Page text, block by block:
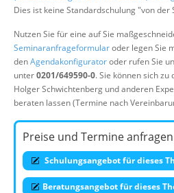
Dies ist keine Standardschulung "von der
Nutzen Sie für eine auf Sie
Seminaranfrageformularoder legen Sie
denAgendakonfiguratoroder rufen Sie
unter0201/649590-0. Sie können sich
Holger Schwichtenberg und anderen
beraten lassen (Termine nach
Preise und Termine anfragen
Schulungsangebot für dieses
Beratungsangebot für dieses